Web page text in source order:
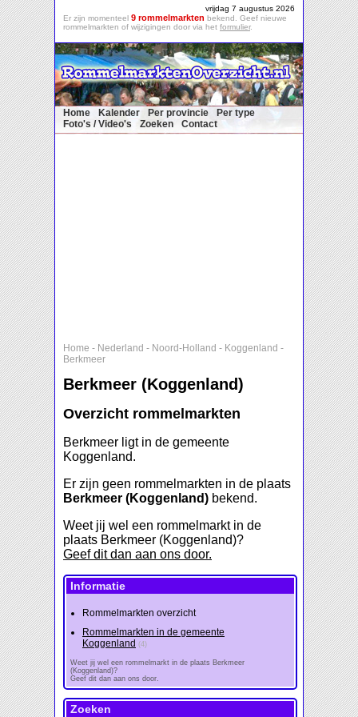
vrijdag 7 augustus 2026
Er zijn momenteel 9 rommelmarkten bekend. Geef nieuwe
rommelmarkten of wijzigingen door via het formulier.
Home Kalender Per provincie
Per type
Foto's / Video's
Zoeken Contact
Home - Nederland - Noord-Holland - Koggenland -
Berkmeer
Berkmeer (Koggenland)
Overzicht rommelmarkten
Berkmeer ligt in de gemeente
Koggenland.
Er zijn geen rommelmarkten in de plaats
Berkmeer (Koggenland) bekend.
Weet jij wel een rommelmarkt in de
plaats Berkmeer (Koggenland)?
Geef dit dan aan ons door.
Informatie
Rommelmarkten overzicht
Rommelmarkten in de gemeente
Koggenland (4)
Weet jij wel een rommelmarkt in de plaats Berkmeer
(Koggenland)?
Geef dit dan aan ons door.
Zoeken